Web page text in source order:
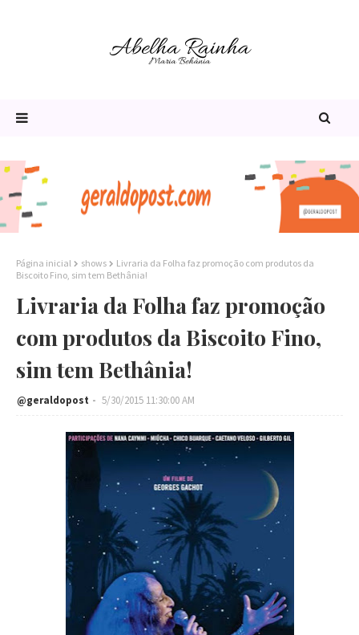
Página inicial shows
Livraria da Folha faz promoção com produtos da
Biscoito Fino, sim tem Bethânia!
Livraria da Folha faz promoção
com produtos da Biscoito Fino,
sim tem Bethânia!
@geraldopost 5/30/2015 11:30:00 AM